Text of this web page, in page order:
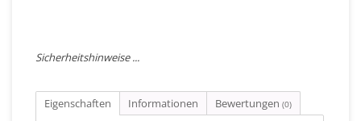
Sicherheitshinweise ...
Eigenschaften Informationen Bewertungen (0)